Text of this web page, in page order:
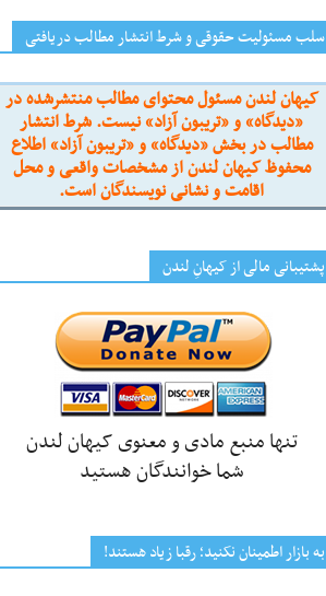
سلب مسئولیت حقوقی و شرط انتشار مطالب دریافتی
کیهان لندن مسئول محتوای مطالب منتشرشده در
«دیدگاه» و «تریبون آزاد» نیست. شرط انتشار
مطالب در بخش «دیدگاه» و «تریبون آزاد» اطلاع
محفوظ کیهان لندن از مشخصات واقعی و محل
اقامت و نشانی نویسندگان است.
پشتیبانی مالی از کیهانِ لندن
تنها منبع مادی و معنوی کیهان لندن
شما خوانندگان هستید
به بازار اطمینان نکنید؛ رقبا زیاد هستند!